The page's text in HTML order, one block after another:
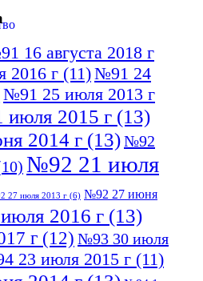
16 августа 2018 г
2016 г (11)№91 24
№91 25 июля 2013 г
2015 г (13)
2014 г (13)№92
№92 21 июля
27 июля 2013 г (6) №92 27 июня
2016 г (13)
г (12) №93 30 июля
23 июля 2015 г (11)